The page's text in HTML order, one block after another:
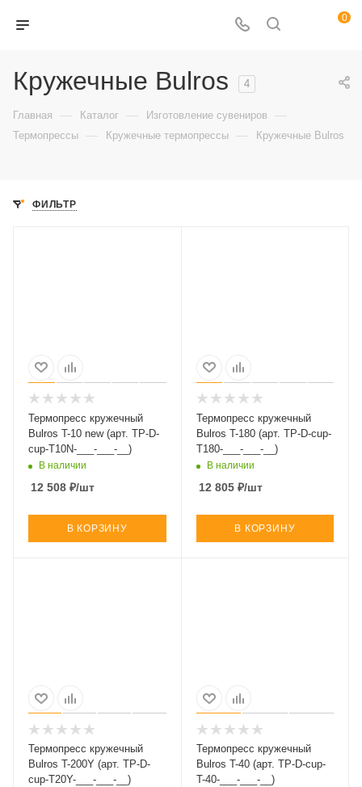
0
Кружечные Bulros 4
Главная — Каталог — Изготовление сувениров —
Термопрессы — Кружечные термопрессы — Кружечные Bulros
ФИЛЬТР
Термопресс кружечный
Bulros T-10 new (арт. TP-D-
cup-T10N-___-___-__)
В наличии
12 508 ₽/шт
В КОРЗИНУ
Термопресс кружечный
Bulros T-180 (арт. TP-D-cup-
T180-___-___-__)
В наличии
12 805₽/шт
В КОРЗИНУ
Термопресс кружечный
Bulros T-200Y (арт. TP-D-
cup-T20Y-___-___-__)
Термопресс кружечный
Bulros T-40 (арт. TP-D-cup-
T-40-___-___-__)